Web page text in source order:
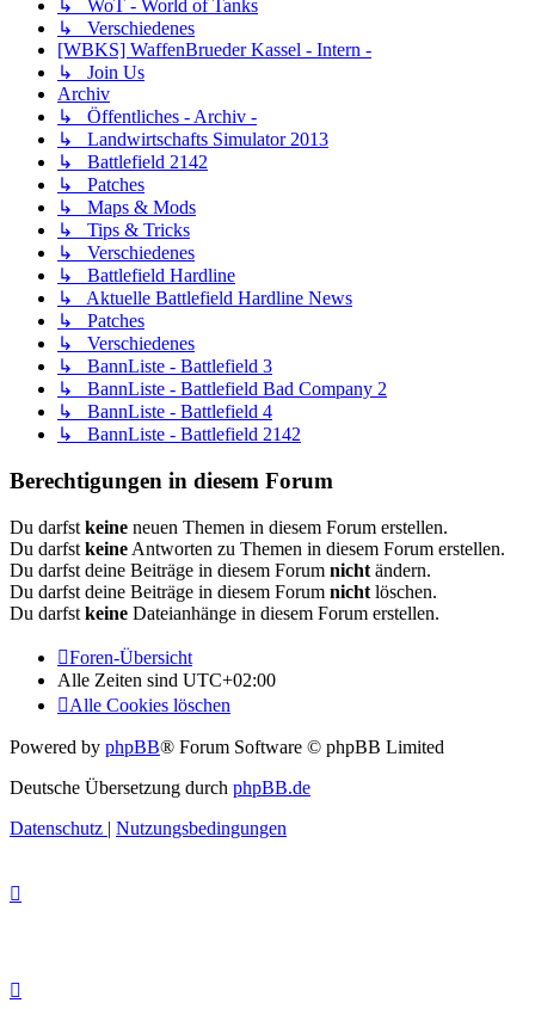
↳ WoT - World of Tanks
↳ Verschiedenes
[WBKS] WaffenBrueder Kassel - Intern -
↳ Join Us
Archiv
↳ Öffentliches - Archiv -
↳ Landwirtschafts Simulator 2013
↳ Battlefield 2142
↳ Patches
↳ Maps & Mods
↳ Tips & Tricks
↳ Verschiedenes
↳ Battlefield Hardline
↳ Aktuelle Battlefield Hardline News
↳ Patches
↳ Verschiedenes
↳ BannListe - Battlefield 3
↳ BannListe - Battlefield Bad Company 2
↳ BannListe - Battlefield 4
↳ BannListe - Battlefield 2142
Berechtigungen in diesem Forum
Du darfst keine neuen Themen in diesem Forum erstellen.
Du darfst keine Antworten zu Themen in diesem Forum erstellen.
Du darfst deine Beiträge in diesem Forum nicht ändern.
Du darfst deine Beiträge in diesem Forum nicht löschen.
Du darfst keine Dateianhänge in diesem Forum erstellen.
Foren-Übersicht
Alle Zeiten sind UTC+02:00
Alle Cookies löschen
Powered by phpBB® Forum Software © phpBB Limited
Deutsche Übersetzung durch phpBB.de
Datenschutz | Nutzungsbedingungen